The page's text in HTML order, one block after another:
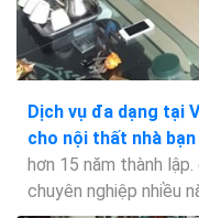
Dịch vụ đa dạng tại
cho nội thất nhà bạn
hơn 15 năm thành
chuyên nghiệp nhiều